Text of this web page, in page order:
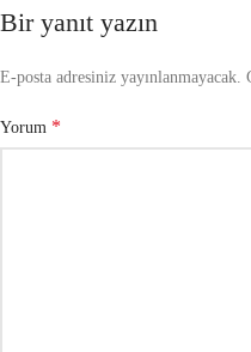
Bir yanıt yazın
E-posta adresiniz yayınlanmayacak.
Yorum *